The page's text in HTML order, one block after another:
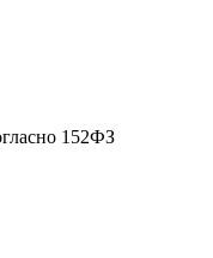
152ФЗ